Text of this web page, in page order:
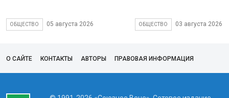
ОБЩЕСТВО 05 августа 2026 ОБЩЕСТВО 03 августа 2026
О САЙТЕ КОНТАКТЫ АВТОРЫ ПРАВОВАЯ ИНФОРМАЦИЯ